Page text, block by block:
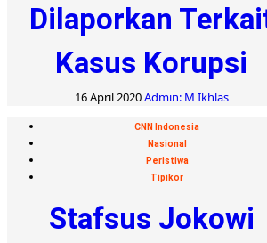
Dilaporkan
Kasus Korupsi
16 April 2020Admin: M Ikhlas
CNN Indonesia
Nasional
Peristiwa
Tipikor
Stafsus Jokowi